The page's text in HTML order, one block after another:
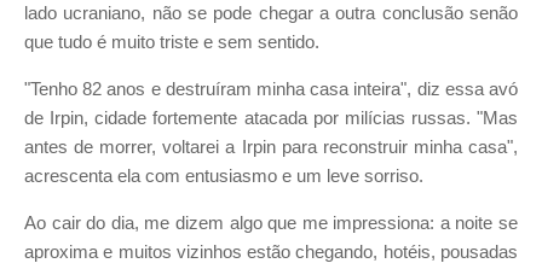
lado ucraniano, não se pode chegar a outra conclusão senão
que tudo é muito triste e sem sentido.
"Tenho 82 anos e destruíram minha casa inteira", diz essa avó
de Irpin, cidade fortemente atacada por milícias russas. "Mas
antes de morrer, voltarei a Irpin para reconstruir minha casa",
acrescenta ela com entusiasmo e um leve sorriso.
Ao cair do dia, me dizem algo que me impressiona: a noite se
aproxima e muitos vizinhos estão chegando, hotéis, pousadas